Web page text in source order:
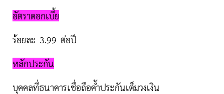
อัตราดอกเบี้ย
ร้อยละ 3.99 ต่อปี
หลักประกัน
บุคคลที่ธนาคารเชื่อถือค้ำประกันเต็มวงเงิน